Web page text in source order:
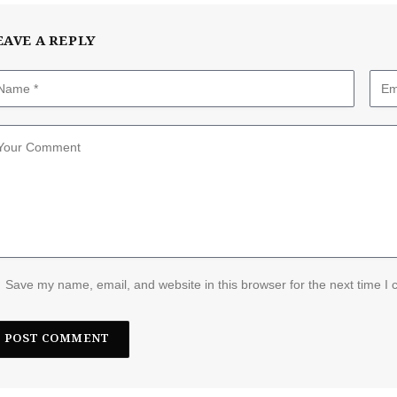
A REPLY
Save my name, email, and website in this browser for the next time I